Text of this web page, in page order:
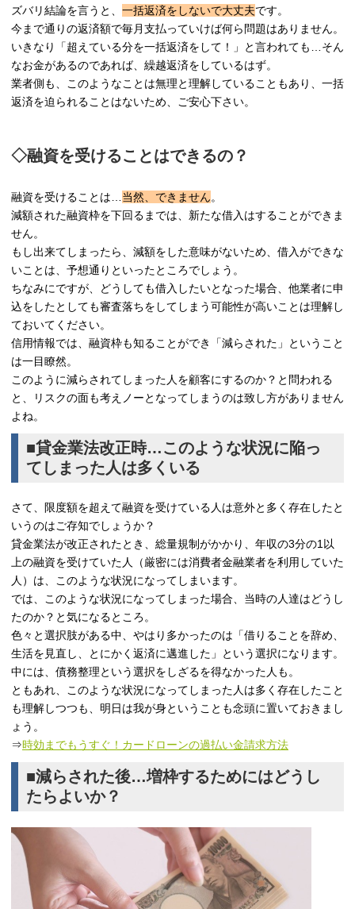
ズバリ結論を言うと、 一括返済をしないで大丈夫です。
今まで通りの返済額で毎月支払っていけば何ら問題はありません。
いきなり「超えている分を一括返済をして！」と言われても…そん
なお金があるのであれば、繰越返済をしているはず。
業者側も、このようなことは無理と理解していることもあり、一括
返済を迫られることはないため、ご安心下さい。
◇融資を受けることはできるの？
融資を受けることは… 当然、できません。
減額された融資枠を下回るまでは、新たな借入はすることができま
せん。
もし出来てしまったら、減額をした意味がないため、借入ができな
いことは、予想通りといったところでしょう。
ちなみにですが、どうしても借入したいとなった場合、他業者に申
込をしたとしても審査落ちをしてしまう可能性が高いことは理解し
ておいてください。
信用情報では、融資枠も知ることができ「減らされた」ということ
は一目瞭然。
このように減らされてしまった人を顧客にするのか？と問われる
と、リスクの面も考えノーとなってしまうのは致し方がありません
よね。
■貸金業法改正時…このような状況に陥っ
てしまった人は多くいる
さて、限度額を超えて融資を受けている人は意外と多く存在したと
いうのはご存知でしょうか？
貸金業法が改正されたとき、総量規制がかかり、年収の3分の1以
上の融資を受けていた人（厳密には消費者金融業者を利用していた
人）は、このような状況になってしまいます。
では、このような状況になってしまった場合、当時の人達はどうし
たのか？と気になるところ。
色々と選択肢がある中、やはり多かったのは「借りることを辞め、
生活を見直し、とにかく返済に邁進した」という選択になります。
中には、債務整理という選択をしざるを得なかった人も。
ともあれ、このような状況になってしまった人は多く存在したこと
も理解しつつも、明日は我が身ということも念頭に置いておきまし
ょう。
⇒時効までもうすぐ！カードローンの過払い金請求方法
■減らされた後…増枠するためにはどうし
たらよいか？